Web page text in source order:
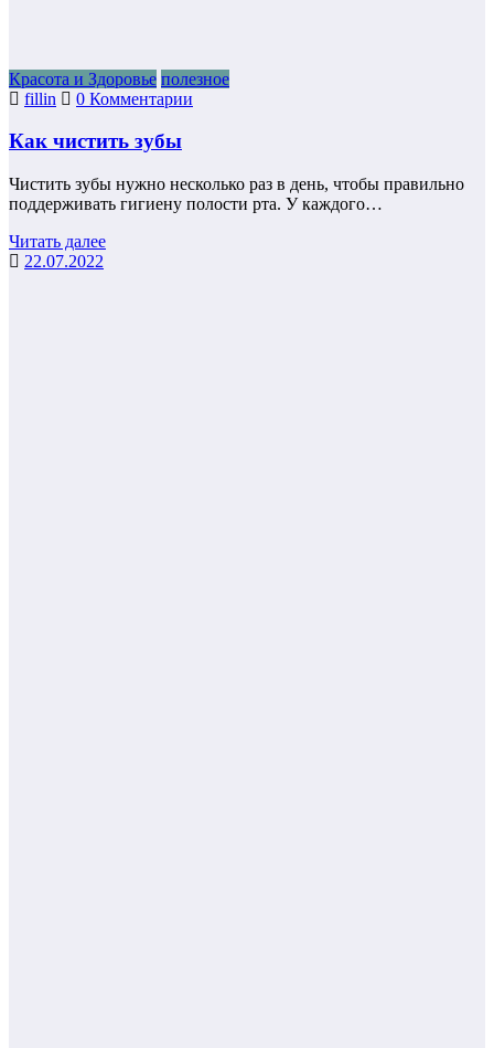
Красота и Здоровье полезное
fillin
0 Комментарии
Как чистить зубы
Чистить зубы нужно несколько раз в день, чтобы правильно
поддерживать гигиену полости рта. У каждого…
Читать далее
22.07.2022